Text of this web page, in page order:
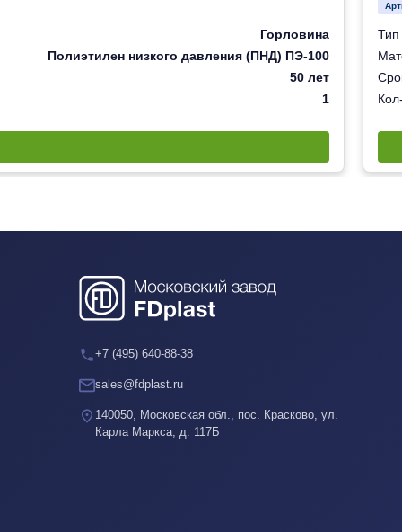
Горловина
Полиэтилен низкого давления (ПНД) ПЭ-100
50 лет
1
Тип
+7 (495) 640-88-38
sales@fdplast.ru
140050, Московская обл., пос. Красково, ул.
Карла Маркса, д. 117Б